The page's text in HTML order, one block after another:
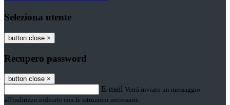
Seleziona utente
button close ×
Recupero password
button close ×
E-mail Verrà inviato un messaggio
all'indirizzo indicato con le istruzioni necessarie.